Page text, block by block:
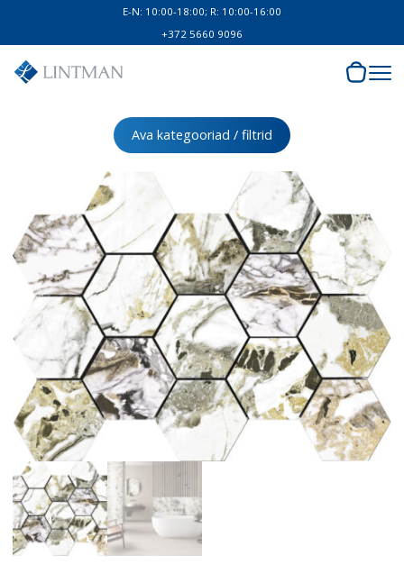
E-N: 10:00-18:00; R: 10:00-16:00
+372 5660 9096
Ava kategooriad / filtrid